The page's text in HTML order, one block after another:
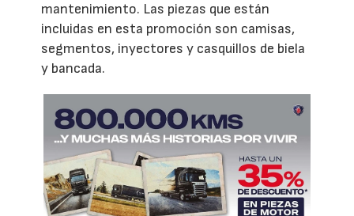
mantenimiento. Las piezas que están
incluidas en esta promoción son camisas,
segmentos, inyectores y casquillos de biela
y bancada.